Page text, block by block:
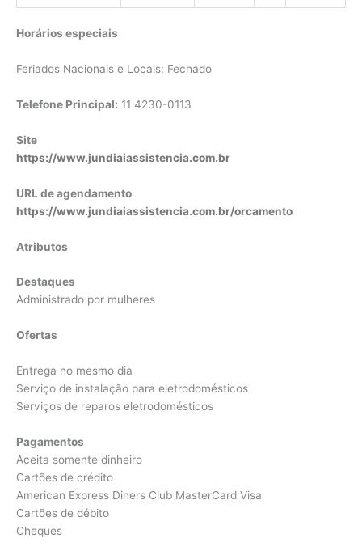
Horários especiais
Feriados Nacionais e Locais: Fechado
Telefone Principal: 11 4230-0113
Site
https://www.jundiaiassistencia.com.br
URL de agendamento
https://www.jundiaiassistencia.com.br/orcamento
Atributos
Destaques
Administrado por mulheres
Ofertas
Entrega no mesmo dia
Serviço de instalação para eletrodomésticos
Serviços de reparos eletrodomésticos
Pagamentos
Aceita somente dinheiro
Cartões de crédito
American Express Diners Club MasterCard Visa
Cartões de débito
Cheques